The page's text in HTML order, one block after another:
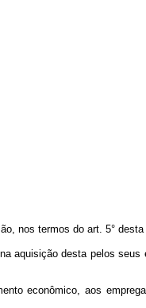
nos termos do art. 5° desta
aquisição desta pelos
econômico, aos